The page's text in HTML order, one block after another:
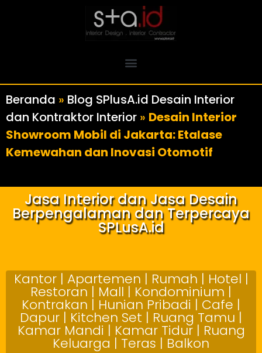
Beranda » Blog SPlusA.id Desain Interior
dan Kontraktor Interior » Desain Interior
Showroom Mobil di Jakarta: Etalase
Kemewahan dan Inovasi Otomotif
Jasa Interior dan Jasa Desain
Berpengalaman dan Terpercaya
SPLusA.id
Kantor | Apartemen | Rumah | Hotel |
Restoran | Mall | Kondominium |
Kontrakan | Hunian Pribadi | Cafe |
Dapur | Kitchen Set | Ruang Tamu |
Kamar Mandi | Kamar Tidur | Ruang
Keluarga | Teras | Balkon